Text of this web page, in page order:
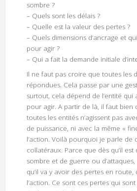
sombre ?
– Quels sont les délais ?
– Quelle est la valeur des pertes ?
– Quels dimensions d’ancrage et
pour agir ?
– Qui a fait la demande initiale
Il ne faut pas croire que toutes les
répondues. Cela passe par une
surtout, cela dépend de l’entité qui
pour agir. A partir de là, il faut bien
toutes les entités n’agissent pas
de puissance, ni avec la même «
l’action. Voilà pourquoi je parle de
collatéraux. Parce que dès qu’il est
sombre et de guerre ou
qu’il va y avoir des pertes en route,
l’action. Ce sont ces pertes qui